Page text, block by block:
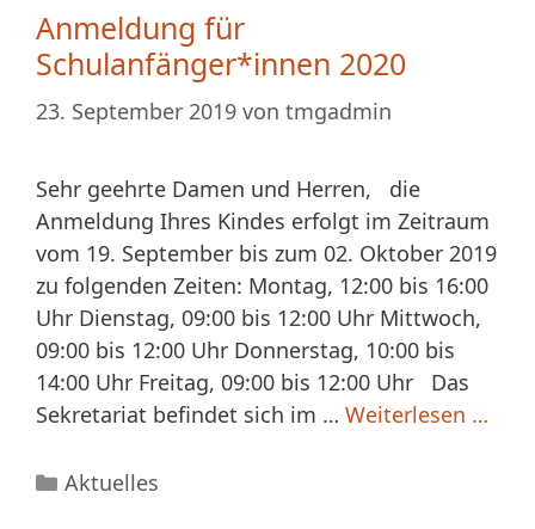
Anmeldung für
Schulanfänger*innen 2020
23. September 2019 von tmgadmin
Sehr geehrte Damen und Herren, die
Anmeldung Ihres Kindes erfolgt im Zeitraum
vom 19. September bis zum 02. Oktober 2019
zu folgenden Zeiten: Montag, 12:00 bis 16:00
Uhr Dienstag, 09:00 bis 12:00 Uhr Mittwoch,
09:00 bis 12:00 Uhr Donnerstag, 10:00 bis
14:00 Uhr Freitag, 09:00 bis 12:00 Uhr Das
Sekretariat befindet sich im … Weiterlesen …
Kategorien
Aktuelles